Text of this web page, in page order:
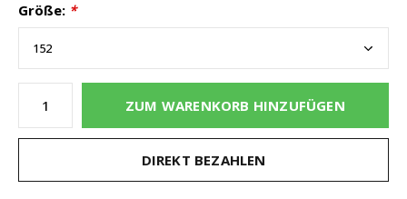
Größe: *
ZUM WARENKORB HINZUFÜGEN
DIREKT BEZAHLEN